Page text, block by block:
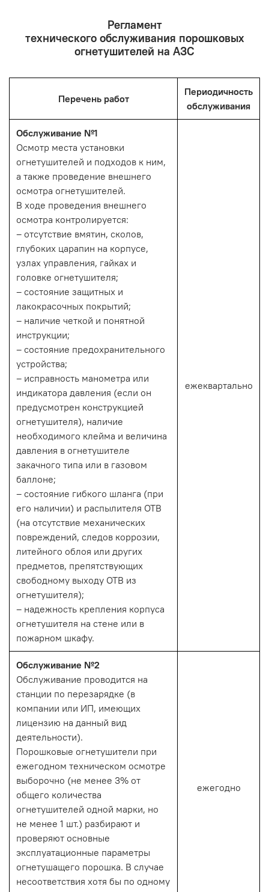
Регламент
технического обслуживания порошковых
огнетушителей на АЗС
Перечень работ
Периодичность
обслуживания
Обслуживание №1
Осмотр места установки
огнетушителей и подходов к ним,
а также проведение внешнего
осмотра огнетушителей.
В ходе проведения внешнего
осмотра контролируется:
– отсутствие вмятин, сколов,
глубоких царапин на корпусе,
узлах управления, гайках и
головке огнетушителя;
– состояние защитных и
лакокрасочных покрытий;
– наличие четкой и понятной
инструкции;
– состояние предохранительного
устройства;
– исправность манометра или
индикатора давления (если он
предусмотрен конструкцией
огнетушителя), наличие
необходимого клейма и величина
давления в огнетушителе
закачного типа или в газовом
баллоне;
– состояние гибкого шланга (при
его наличии) и распылителя ОТВ
(на отсутствие механических
повреждений, следов коррозии,
литейного облоя или других
предметов, препятствующих
свободному выходу ОТВ из
огнетушителя);
– надежность крепления корпуса
огнетушителя на стене или в
пожарном шкафу.
ежеквартально
Обслуживание №2
Обслуживание проводится на
станции по перезарядке (в
компании или ИП, имеющих
лицензию на данный вид
деятельности).
Порошковые огнетушители при
ежегодном техническом осмотре
выборочно (не менее 3% от
общего количества
огнетушителей одной марки, но
не менее 1 шт.) разбирают и
проверяют основные
эксплуатационные параметры
огнетушащего порошка. В случае
несоответствия хотя бы по одному
ежегодно